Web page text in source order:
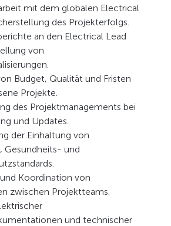
mit dem globalen Electrical
des Projekterfolgs.
an den Electrical Lead
von
Budget, Qualität und Fristen
Projekte.
des Projektmanagements bei
und Updates.
der Einhaltung von
Gesundheits- und
Koordination von
zwischen Projektteams.
und technischer